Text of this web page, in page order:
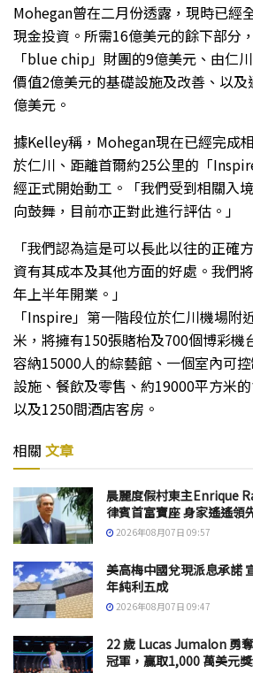
Mohegan曾在二月份透露，現時已經
現金投資。所需16億美元的餘下部分
「blue chip」財團的9億美元、由仁
價值2億美元的基礎設施及改善、以
億美元。
據Kelley稱，Mohegan現在已經完成
於仁川、距離首爾約25公里的「
經正式開始動工。「我們受到相關入
向鼓舞，目前亦正對此進行評估。」
「我們認為這是可以長此以往的正確
資有其成本及其他方面的好處。我們
年上半年開業。」
「Inspire」第一階段位於仁川機場附
米，將擁有150張賭枱及700個博彩機
容納15000人的綜藝館、一個室內可
設施、餐飲及零售、約19000平方米
以及1250間酒店客房。
相關 文章
晨麗度假村東主Enrique
律賓首富寶座 身家遙遙領
2026年08月07日 09:57
美高梅中國兌現派息承諾
年純利五成
2026年08月07日 09:47
22 歲 Lucas Jumalon 勇
冠軍，贏取1,000 萬美元